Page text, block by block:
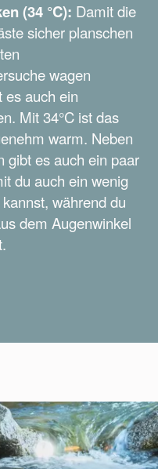
(34 °C): Damit die
sicher planschen
wagen
es auch ein
Mit 34°C ist das
warm. Neben
gibt es auch ein paar
du auch ein wenig
während du
dem Augenwinkel